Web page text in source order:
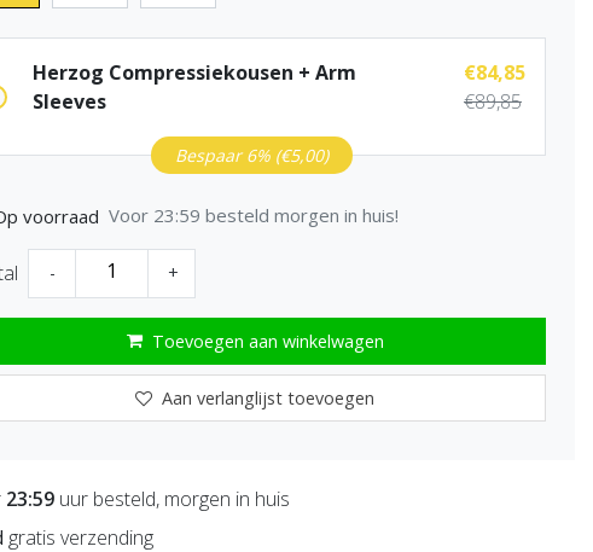
Herzog Compressiekousen + Arm
Sleeves
Bespaar 6% (€5,00)
€84,85
€89,85
voorraad Voor 23:59 besteld morgen in huis!
- +
Toevoegen aan winkelwagen
Aan verlanglijst toevoegen
23:59 uur besteld, morgen in huis
gratis verzending